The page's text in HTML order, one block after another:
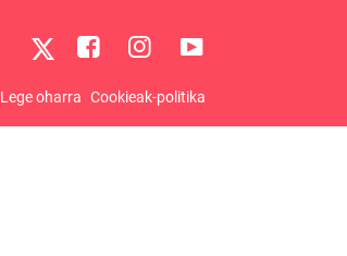
Lege oharra Cookieak-politika